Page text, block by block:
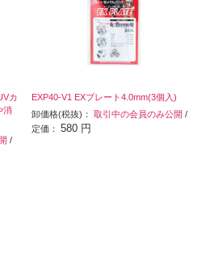
カ
消
/
EXP40-V1 EXプレート4.0mm(3個入)
卸価格(税抜)：取引中の会員のみ公開 /
定価：580 円